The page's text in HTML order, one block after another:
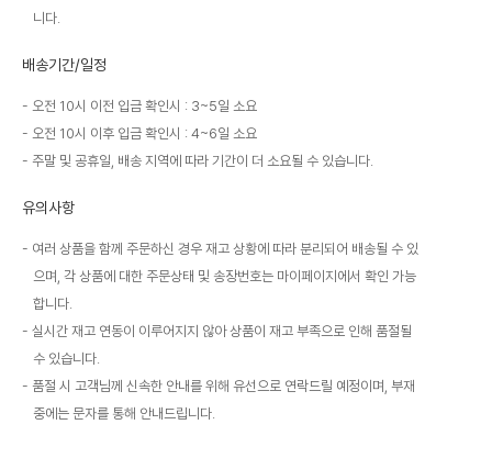
니다.
배송기간/일정
오전 10시 이전 입금 확인시 : 3~5일 소요
오전 10시 이후 입금 확인시 : 4~6일 소요
주말 및 공휴일, 배송 지역에 따라 기간이 더 소요될 수 있습니다.
유의사항
여러 상품을 함께 주문하신 경우 재고 상황에 따라 분리되어 배송될 수 있
으며, 각 상품에 대한 주문상태 및 송장번호는 마이페이지에서 확인 가능
합니다.
실시간 재고 연동이 이루어지지 않아 상품이 재고 부족으로 인해 품절될
수 있습니다.
품절 시 고객님께 신속한 안내를 위해 유선으로 연락드릴 예정이며, 부재
중에는 문자를 통해 안내드립니다.